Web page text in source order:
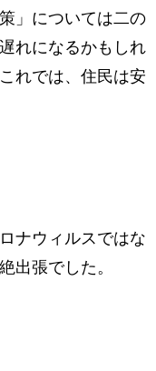
」については二の
れになるかもしれ
れでは、住民は安
ナウィルスではな
出張でした。